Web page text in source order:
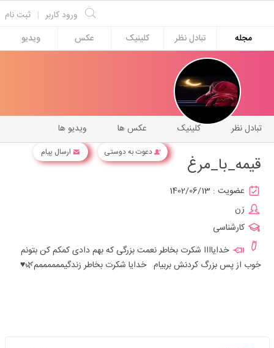
ثبت نام | ورود کاربر
مجله
تبادل نظر کلینیک عکس ویدیو
دعوت به دوستی ارسال پیام
ویدیو ها عکس ها کلینیک تبادل نظر
قیمه_با_مرغ
عضویت : 1402/06/13
زن
کارشناسی
خدایاااا شکرت بخاطر نعمت بزرگی که بهم دادی کمکم کن بتونم
خوب از پس بزرگ کردنش بربیام خدایا شکرت بخاطر زندگیممممممم🌿♥️